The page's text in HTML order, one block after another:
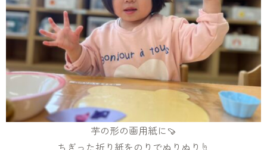
芋の形の画用紙に🍠
ちぎった折り紙をのりでぬりぬり☝️